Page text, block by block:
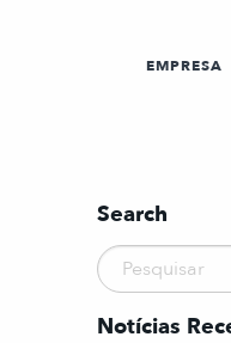
EMPRESA
Search
Notícias